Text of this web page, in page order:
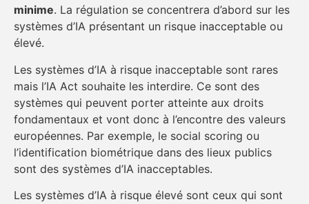
minime. La régulation se concentrera d’abord sur les
systèmes d’IA présentant un risque inacceptable ou
élevé.
Les systèmes d’IA à risque inacceptable sont rares
mais l’IA Act souhaite les interdire. Ce sont des
systèmes qui peuvent porter atteinte aux droits
fondamentaux et vont donc à l’encontre des valeurs
européennes. Par exemple, le social scoring ou
l’identification biométrique dans des lieux publics
sont des systèmes d’IA inacceptables.
Les systèmes d’IA à risque élevé sont ceux qui sont